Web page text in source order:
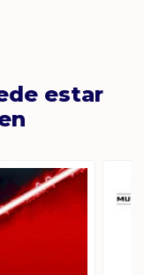
estar